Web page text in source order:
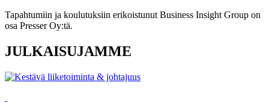
Tapahtumiin ja koulutuksiin erikoistunut Business Insight Group on
osa Presser Oy:tä.
JULKAISUJAMME